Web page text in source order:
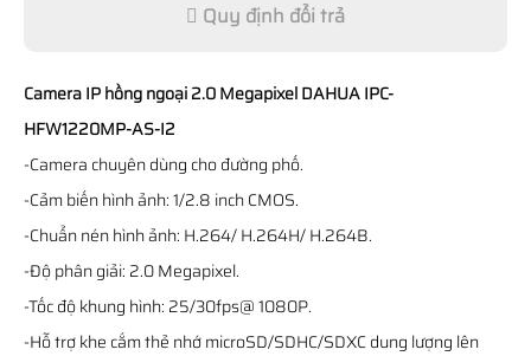
Quy định đổi trả
Camera IP hồng ngoại 2.0 Megapixel DAHUA IPC-
HFW1220MP-AS-I2
-Camera chuyên dùng cho đường phố.
-Cảm biến hình ảnh: 1/2.8 inch CMOS.
-Chuẩn nén hình ảnh: H.264/ H.264H/ H.264B.
-Độ phân giải: 2.0 Megapixel.
-Tốc độ khung hình: 25/30fps@ 1080P.
-Hỗ trợ khe cắm thẻ nhớ microSD/SDHC/SDXC dung lượng lên